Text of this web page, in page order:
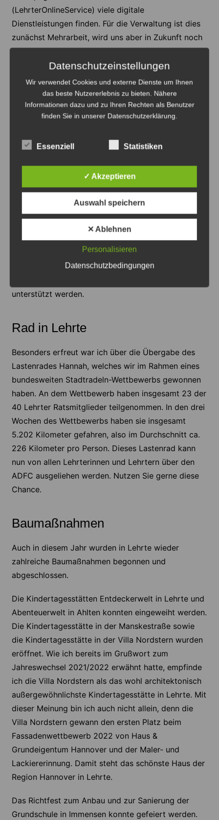
(LehrterOnlineService) viele digitale
Dienstleistungen finden. Für die Verwaltung ist dies
zunächst Mehrarbeit, wird uns aber in Zukunft noch
effizienter machen, was dringend erforderlich sein
wird, da der Fachkräftemangel auch die öffentliche
Verwaltung trifft. Wir stellen uns dieser
Herausforderung und machen die Stadtverwaltung
Lehrte zu einer hochattraktiven Arbeitgeberin mit
vielen hochmotivierten Kolleginnen und Kollegen,
unsere Stadt.
Was in den Ortschaften von Lehrte bereits seit
vom Rat der Stadt Lehrte für die Kernstadt Lehrte
beschlossen. Vereine, Verbände und weitere
Organisationen der Kernstadt konnten einen Antrag
auf die Vergabe von Ortratsmitteln stellen. Zur
Verfügung wurden 30.000 Euro gestellt. Mit der
Vergabe der Ortsratsmittel konnten unter anderem
unterstützt werden.
Rad in Lehrte
Besonders erfreut war ich über die Übergabe des
Lastenrades Hannah, welches wir im Rahmen eines
bundesweiten Stadtradeln-Wettbewerbs gewonnen
haben. An dem Wettbewerb haben insgesamt 23 der
40 Lehrter Ratsmitglieder teilgenommen. In den drei
Wochen des Wettbewerbs haben sie insgesamt
5.202 Kilometer gefahren, also im Durchschnitt ca.
226 Kilometer pro Person. Dieses Lastenrad kann
nun von allen Lehrterinnen und Lehrtern über den
ADFC ausgeliehen werden. Nutzen Sie gerne diese
Chance.
Baumaßnahmen
Auch in diesem Jahr wurden in Lehrte wieder
zahlreiche Baumaßnahmen begonnen und
abgeschlossen.
Die Kindertagesstätten Entdeckerwelt in Lehrte und
Abenteuerwelt in Ahlten konnten eingeweiht werden.
Die Kindertagesstätte in der Manskestraße sowie
die Kindertagesstätte in der Villa Nordstern wurden
eröffnet. Wie ich bereits im Grußwort zum
Jahreswechsel 2021/2022 erwähnt hatte, empfinde
ich die Villa Nordstern als das wohl architektonisch
außergewöhnlichste Kindertagesstätte in Lehrte. Mit
dieser Meinung bin ich auch nicht allein, denn die
Villa Nordstern gewann den ersten Platz beim
Fassadenwettbewerb 2022 von Haus &
Grundeigentum Hannover und der Maler- und
Lackiererinnung. Damit steht das schönste Haus der
Region Hannover in Lehrte.
Das Richtfest zum Anbau und zur Sanierung der
Grundschule in Immensen konnte gefeiert werden.
Datenschutzeinstellungen
Wir verwendet Cookies und externe Dienste um Ihnen
das beste Nutzererlebnis zu bieten. Nähere
Informationen dazu und zu Ihren Rechten als Benutzer
finden Sie in unserer Datenschutzerklärung.
Essenziell Statistiken
✓ Akzeptieren
Auswahl speichern
✕ Ablehnen
Personalisieren
Datenschutzbedingungen